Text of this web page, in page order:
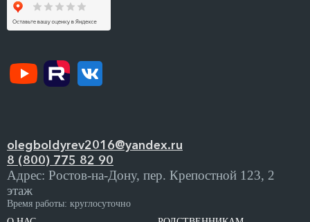
olegboldyrev2016@yandex.ru
8 (800) 775 82 90
Адрес: Ростов-на-Дону, пер. Крепостной 123, 2
этаж
Время работы: круглосуточно